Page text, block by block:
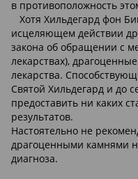
в противоположность
Хотя Хильдегард фон
исцеляющем действии
закона об обращении с
лекарствах),
лекарства.
Святой Хильдегард и до
предоставить ни каких
результатов.
Настоятельно не
драгоценными камнями
диагноза.